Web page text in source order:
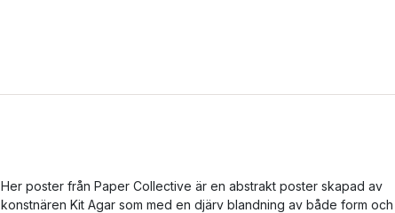
Her poster från Paper Collective är en abstrakt poster skapad av
konstnären Kit Agar som med en djärv blandning av både form och